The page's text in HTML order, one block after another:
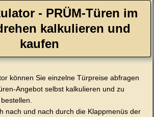
- PRÜM-Türen im
kalkulieren und
kaufen
können Sie einzelne Türpreise abfragen
Angebot selbst kalkulieren und zu
nach und nach durch die Klappmenüs der